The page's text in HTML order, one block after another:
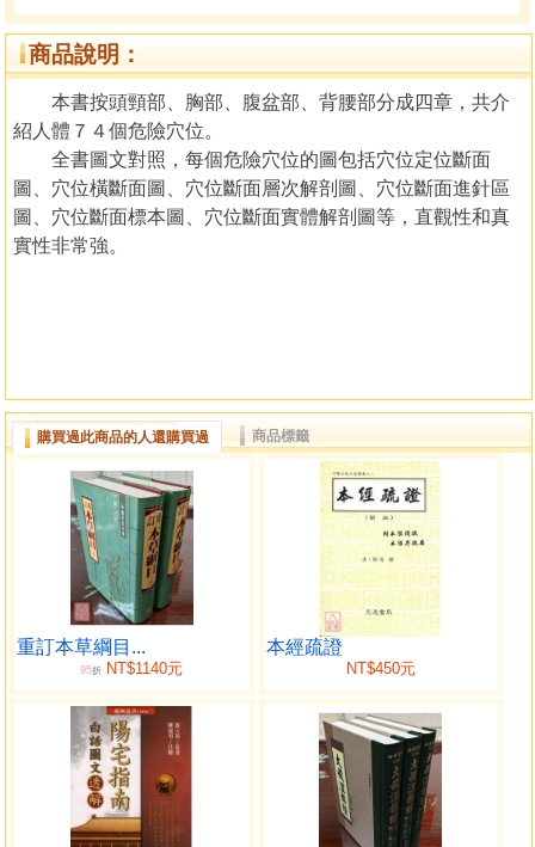
商品說明：
本書按頭頸部、胸部、腹盆部、背腰部分成四章，共介
紹人體７４個危險穴位。
全書圖文對照，每個危險穴位的圖包括穴位定位斷面
圖、穴位橫斷面圖、穴位斷面層次解剖圖、穴位斷面進針區
圖、穴位斷面標本圖、穴位斷面實體解剖圖等，直觀性和真
實性非常強。
購買過此商品的人還購買過 商品標籤
重訂本草綱目...
95折 NT$1140元
本經疏證
NT$450元